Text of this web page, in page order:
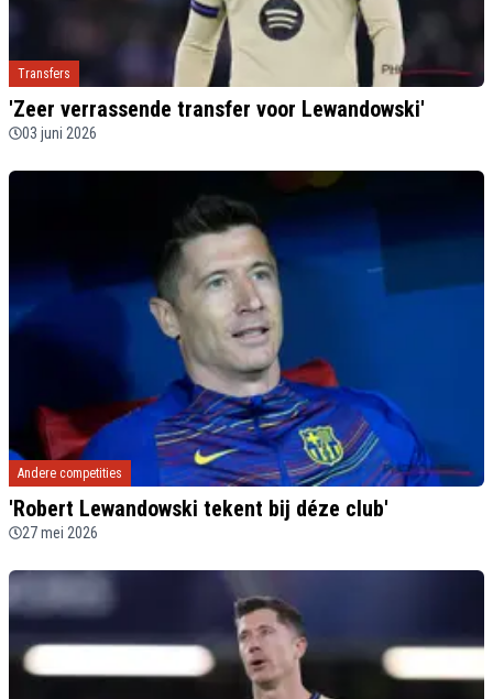
Transfers
'Zeer verrassende transfer voor Lewandowski'
03 juni 2026
Andere competities
'Robert Lewandowski tekent bij déze club'
27 mei 2026